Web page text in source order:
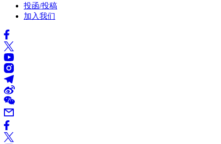
投函/投稿
加入我们